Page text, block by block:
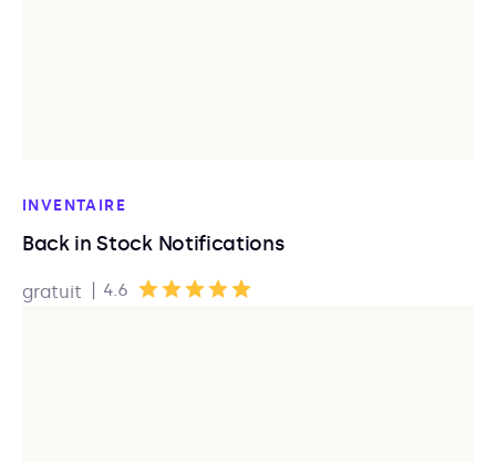
INVENTAIRE
Back in Stock Notifications
gratuit | 4.6